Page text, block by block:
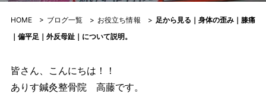
HOME> ブログ一覧 > お役立ち情報 > 足から見る｜身体の歪み｜膝痛
｜偏平足｜外反母趾｜について説明。
皆さん、こんにちは！！
ありす鍼灸整骨院 高藤です。